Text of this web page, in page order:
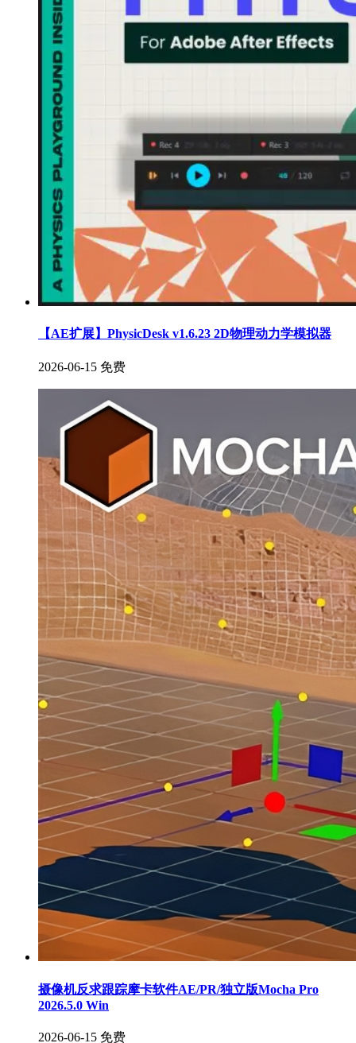
【AE扩展】PhysicDesk v1.6.23 2D物理动力学模拟器
2026-06-15 免费
摄像机反求跟踪摩卡软件AE/PR/独立版Mocha Pro
2026.5.0 Win
2026-06-15 免费